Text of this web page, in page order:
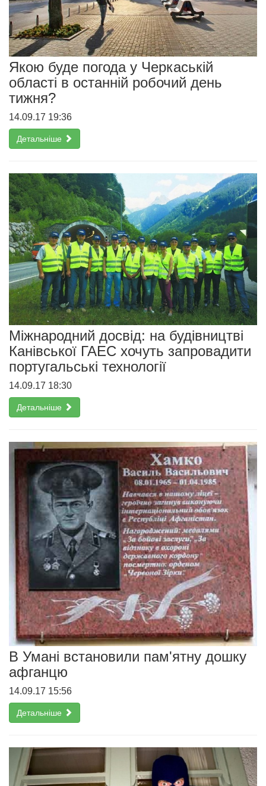
Якою буде погода у Черкаській
області в останній робочий день
тижня?
14.09.17 19:36
Детальніше
Міжнародний досвід: на будівництві
Канівської ГАЕС хочуть запровадити
португальські технології
14.09.17 18:30
Детальніше
В Умані встановили пам'ятну дошку
афганцю
14.09.17 15:56
Детальніше